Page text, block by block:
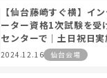
【仙台藤崎すぐ横】イ
ーター資格1次試験を受
センターで｜土日祝日実
2024.12.16 仙台会場